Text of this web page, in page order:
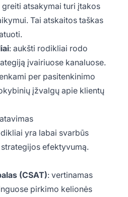
greiti atsakymai turi įtakos
Tai atskaitos taškas
: aukšti rodikliai rodo
įvairiuose kanaluose.
per pasitenkinimo
įžvalgų apie klientų
yra labai svarbūs
efektyvumą.
(CSAT): vertinamas
pirkimo kelionės